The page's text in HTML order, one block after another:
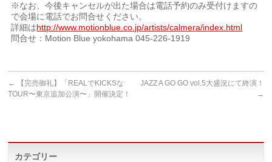
※なお、今後キャンセルが出た場合は電話予約のみ受付けますの
で会場に電話でお問合せください。
詳細はhttp://www.motionblue.co.jp/artists/calmera/index.html
問合せ：Motion Blue yokohama 045-226-1919
←
【完売御礼】「REALでKICKSな
TOUR〜東京追加公演〜」開催決定！
JAZZ A GO GO vol.5大盛況にて終演！
→
カテゴリー